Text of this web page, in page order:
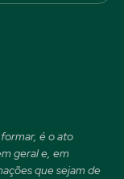
é o ato
geral e, em
que sejam de